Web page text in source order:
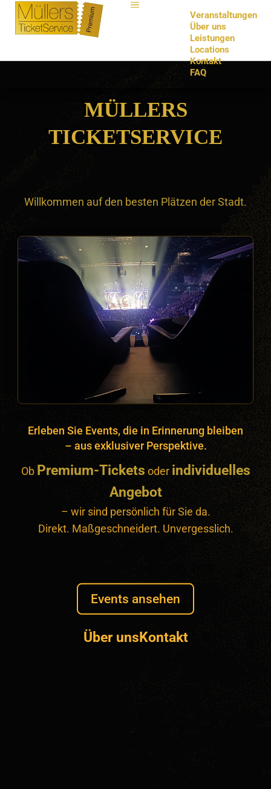
Veranstaltungen
Über uns
Leistungen
Locations
Kontakt
FAQ
MÜLLERS
TICKETSERVICE
Willkommen auf den besten Plätzen der Stadt.
Erleben Sie Events, die in Erinnerung bleiben
– aus exklusiver Perspektive.
Ob Premium-Tickets oder individuelles
Angebot
– wir sind persönlich für Sie da.
Direkt. Maßgeschneidert. Unvergesslich.
Events ansehen
Über unsKontakt